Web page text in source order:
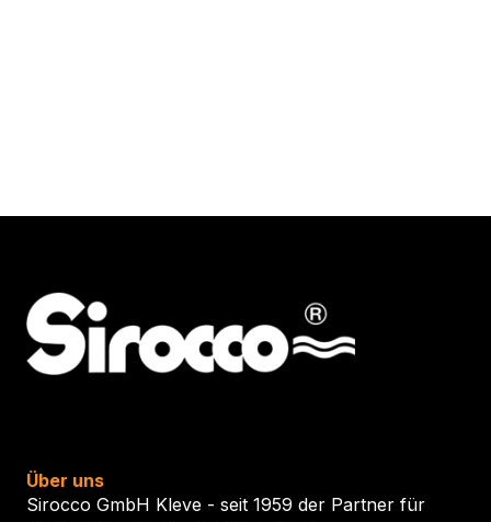
Über uns
Sirocco GmbH Kleve - seit 1959 der Partner für